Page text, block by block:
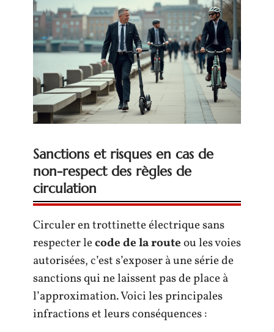
Sanctions et risques en cas de
non-respect des règles de
circulation
Circuler en trottinette électrique sans
respecter lecode de la routeou les voies
autorisées, c’est s’exposer à une série de
sanctions qui ne laissent pas de place à
l’approximation. Voici les principales
infractions et leurs conséquences :